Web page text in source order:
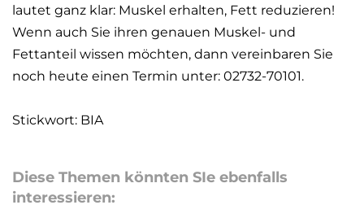
lautet ganz klar: Muskel erhalten, Fett reduzieren!
Wenn auch Sie ihren genauen Muskel- und
Fettanteil wissen möchten, dann vereinbaren Sie
noch heute einen Termin unter: 02732-70101.
Stickwort: BIA
Diese Themen könnten SIe ebenfalls
interessieren: